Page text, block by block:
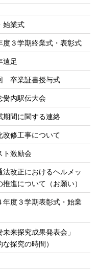
始業式
度３学期終業式・表彰式
遠足
卒業証書授与式
黌内駅伝大会
期間に関する連絡
改修工事について
ト激励会
法改正におけるヘルメッ
推進について（お願い）
年度３学期表彰式・始業
未来探究成果発表会」
な探究の時間）